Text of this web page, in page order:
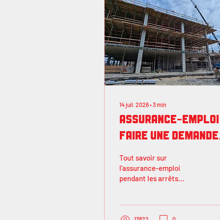
14 juil. 2026∙3min
Assurance-emploi
Faire une demande
ou non?
Tout savoir sur
l'assurance-emploi
pendant les arrêts